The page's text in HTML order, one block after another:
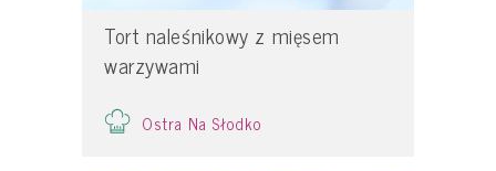
Tort naleśnikowy z mięsem
warzywami
Ostra Na Słodko